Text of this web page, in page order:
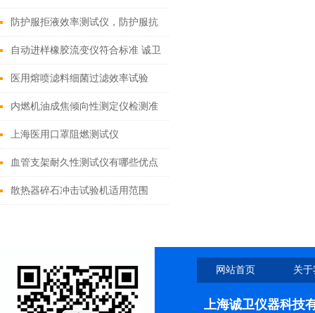
扭转试验仪
防护服拒液效率测试仪，防护服抗
酸碱测试仪
自动进样橡胶流变仪符合标准 诚卫
CW-F1137
医用熔喷滤料细菌过滤效率试验
机-3
内燃机油成焦倾向性测定仪检测准
确
上海医用口罩阻燃测试仪
血管支架耐久性测试仪有哪些优点
上海诚卫文章解答
散热器碎石冲击试验机适用范围
网站首页 关
上海诚卫仪器科技